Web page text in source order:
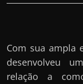
Com sua ampla
desenvolveu
relação a